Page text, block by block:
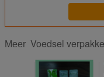
Meer Voedsel